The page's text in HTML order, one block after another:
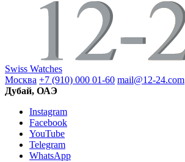
Swiss Watches
Москва +7 (910) 000 01-60 mail@12-24.com
Дубай, ОАЭ
Instagram
Facebook
YouTube
Telegram
WhatsApp